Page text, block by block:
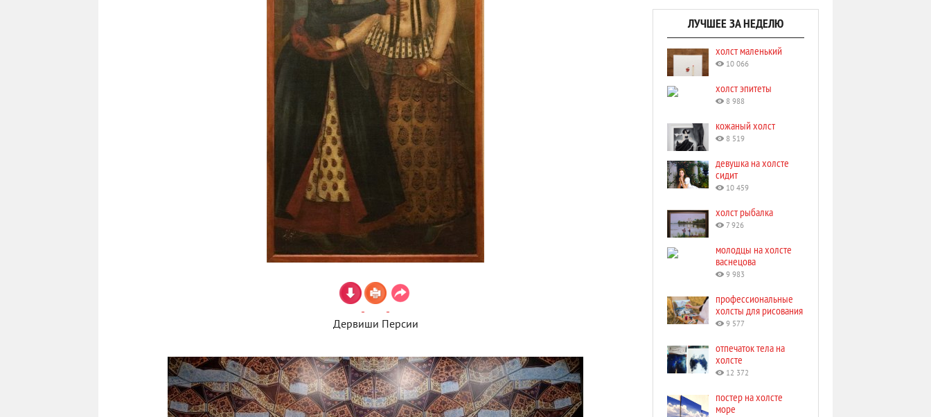
Дервиши Персии
ЛУЧШЕЕ ЗА НЕДЕЛЮ
холст маленький
10 066
холст эпитеты
8 988
кожаный холст
8 519
девушка на холсте
сидит
10 459
холст рыбалка
7 926
молодцы на холсте
васнецова
9 983
профессиональные
холсты для рисования
9 577
отпечаток тела на
холсте
12 372
постер на холсте
море